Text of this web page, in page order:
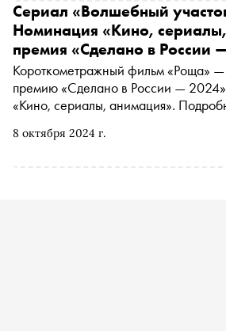
8 октября 2024 г.
Сериал «Волшебный
Номинация «Кино,
премия «Сделано в России
Короткометражный фильм «Роща» —
премию «Сделано в России —
«Кино, сериалы, анимация».